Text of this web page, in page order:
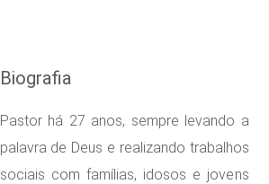
Biografia
Pastor há 27 anos, sempre levando a
palavra de Deus e realizando trabalhos
sociais com famílias, idosos e jovens